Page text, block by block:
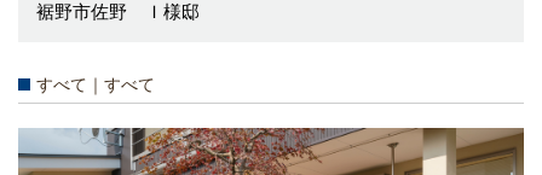
裾野市佐野 Ｉ様邸
すべて｜すべて